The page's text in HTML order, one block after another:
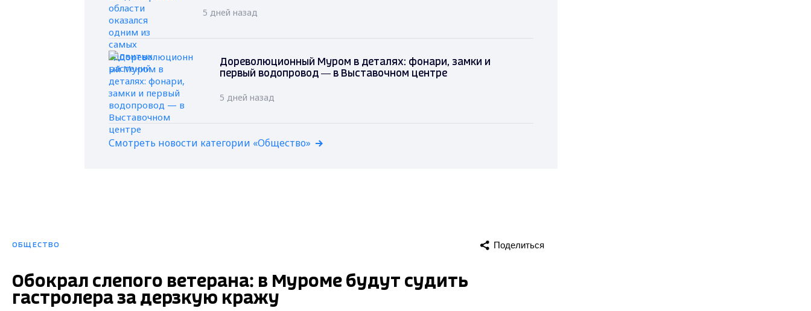
5 дней назад
Дореволюционный Муром в деталях: фонари, замки и
первый водопровод — в Выставочном центре
5 дней назад
Смотреть новости категории «Общество»
ОБЩЕСТВО Поделиться
Обокрал слепого ветерана: в Муроме будут судить
гастролера за дерзкую кражу